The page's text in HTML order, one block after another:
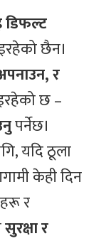
डिफल्ट
छैन।
र
छ –
पर्नेछ।
यदि ठूला
केही दिन
र
सुरक्षा र